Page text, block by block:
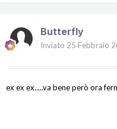
Butterfly
Inviato 25 Febbraio
ex ex ex.....va bene però ora